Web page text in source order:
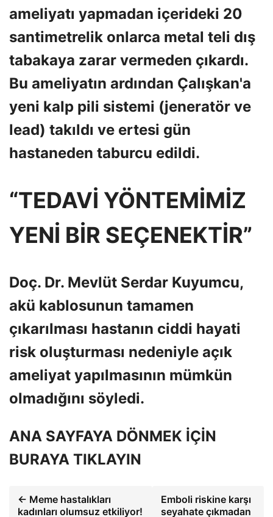
ameliyatı yapmadan içerideki 20
santimetrelik onlarca metal teli dış
tabakaya zarar vermeden çıkardı.
Bu ameliyatın ardından Çalışkan'a
yeni kalp pili sistemi (jeneratör ve
lead) takıldı ve ertesi gün
hastaneden taburcu edildi.
“TEDAVİ YÖNTEMİMİZ
YENİ BİR SEÇENEKTİR”
Doç. Dr. Mevlüt Serdar Kuyumcu,
akü kablosunun tamamen
çıkarılması hastanın ciddi hayati
risk oluşturması nedeniyle açık
ameliyat yapılmasının mümkün
olmadığını söyledi.
ANA SAYFAYA DÖNMEK İÇİN
BURAYA TIKLAYIN
← Meme hastalıkları
kadınları olumsuz etkiliyor!
Emboli riskine karşı
seyahate çıkmadan